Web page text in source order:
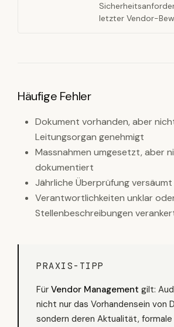
letzter Vendor-
Häufige Fehler
Dokument vorhanden, aber
Leitungsorgan genehmigt
Massnahmen umgesetzt, aber
dokumentiert
Jährliche Überprüfung versäumt
Verantwortlichkeiten unklar
Stellenbeschreibungen
PRAXIS-TIPP
Für Vendor Management gilt:
nicht nur das Vorhandensein von
sondern deren Aktualität, formale